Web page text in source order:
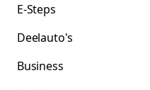
E-Steps
Deelauto's
Business